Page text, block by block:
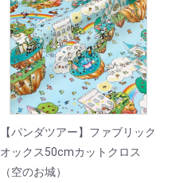
【パンダツアー】ファブリック
オックス50cmカットクロス
（空のお城）